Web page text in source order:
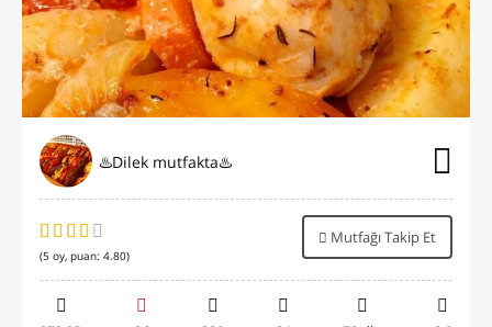
♨️Dilek mutfakta♨️
(5 oy, puan: 4.80)
Mutfağı Takip Et